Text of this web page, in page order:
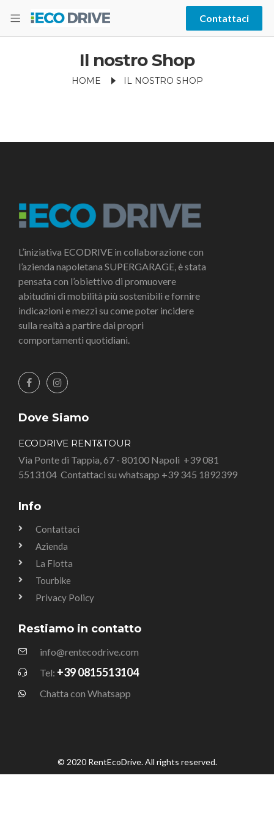
Contattaci
Il nostro Shop
HOME IL NOSTRO SHOP
L’iniziativa ECODRIVE in collaborazione con
l’azienda napoletana SUPERGARAGE, è stata
pensata con l’obiettivo di promuovere
abitudini di mobilità più sostenibili e fornire
indicazioni e mezzi su come poter incidere
sulla realtà a partire dai propri
comportamenti quotidiani.
Dove Siamo
ECODRIVE RENT&TOUR
Via Ponte di Tappia, 67 - 80100 Napoli +39 081
5513104 Contattaci su whatsapp +39 345 1892399
Info
Contattaci
Azienda
La Flotta
Tourbike
Privacy Policy
Restiamo in contatto
info@rentecodrive.com
Tel: +39 0815513104
Chatta con Whatsapp
© 2020 RentEcoDrive. All rights reserved.